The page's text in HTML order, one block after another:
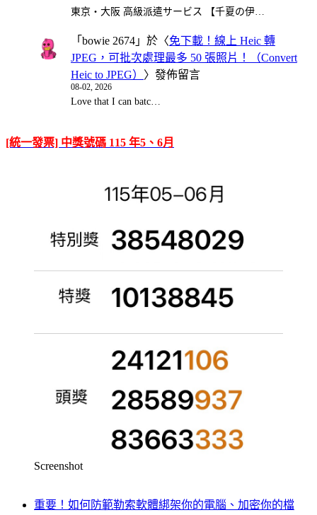
東京・大阪 高級派遣サービス 【千夏の伊…
「 bowie 2674 」於〈免下載！線上 Heic 轉
JPEG，可批次處理最多 50 張照片！（Convert
Heic to JPEG） 〉發佈留言
08-02, 2026
Love that I can batc…
[統一發票] 中獎號碼 115 年5、6月
Screenshot
重要！如何防範勒索軟體綁架你的電腦、加密你的檔